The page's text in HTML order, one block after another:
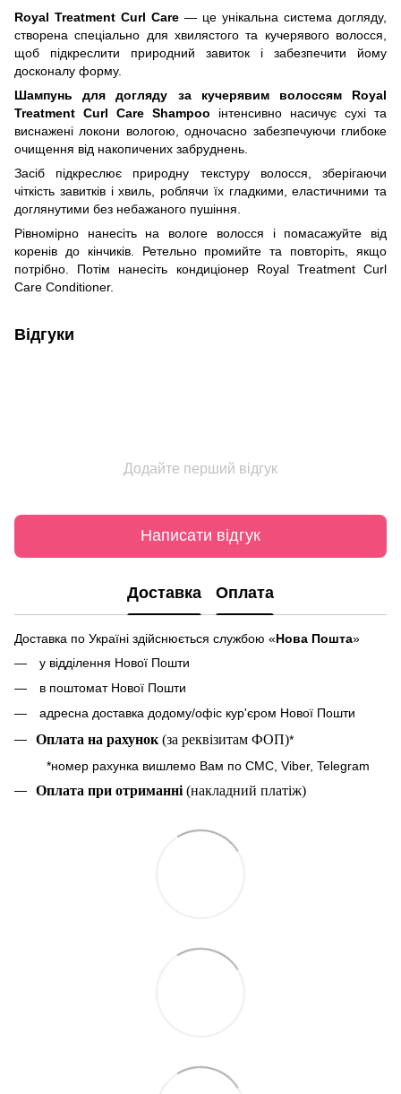
Royal Treatment Curl Care — це унікальна система догляду,
створена спеціально для хвилястого та кучерявого волосся,
щоб підкреслити природний завиток і забезпечити йому
досконалу форму.
Шампунь для догляду за кучерявим волоссям Royal
Treatment Curl Care Shampoo інтенсивно насичує сухі та
виснажені локони вологою, одночасно забезпечуючи глибоке
очищення від накопичених забруднень.
Засіб підкреслює природну текстуру волосся, зберігаючи
чіткість завитків і хвиль, роблячи їх гладкими, еластичними та
доглянутими без небажаного пушіння.
Рівномірно нанесіть на вологе волосся і помасажуйте від
коренів до кінчиків. Ретельно промийте та повторіть, якщо
потрібно. Потім нанесіть кондиціонер Royal Treatment Curl
Care Conditioner.
Відгуки
Додайте перший відгук
Написати відгук
Доставка Оплата
Доставка по Україні здійснюється службою «Нова Пошта»
у відділення Нової Пошти
в поштомат Нової Пошти
адресна доставка додому/офіс кур'єром Нової Пошти
Оплата на рахунок (за реквізитам ФОП)*
*номер рахунка вишлемо Вам по СМС, Viber, Telegram
Оплата при отриманні (накладний платіж)